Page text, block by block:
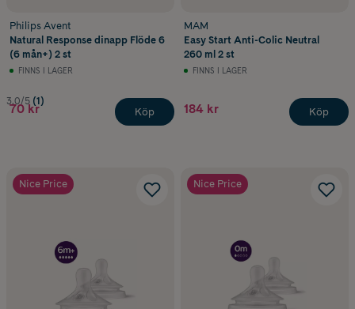
Philips Avent
Natural Response dinapp Flöde 6
(6 mån+) 2 st
FINNS I LAGER
3.0/5 (1)
70 kr Köp
MAM
Easy Start Anti-Colic Neutral
260 ml 2 st
FINNS I LAGER
184 kr Köp
Nice Price Nice Price